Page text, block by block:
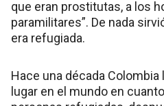
que eran prostitutas, a los
paramilitares”. De nada
era refugiada.
Hace una década
lugar en el mundo en